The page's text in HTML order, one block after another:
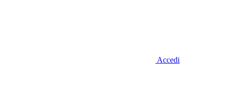
Accedi